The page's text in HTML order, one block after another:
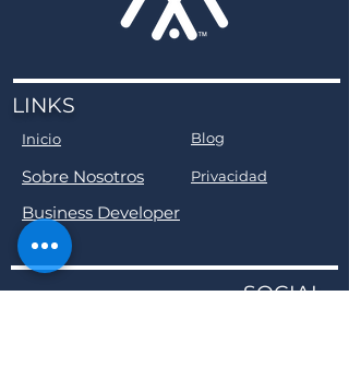
LINKS
Inicio Blog
Sobre Nosotros Privacidad
Business Developer
SOCIAL